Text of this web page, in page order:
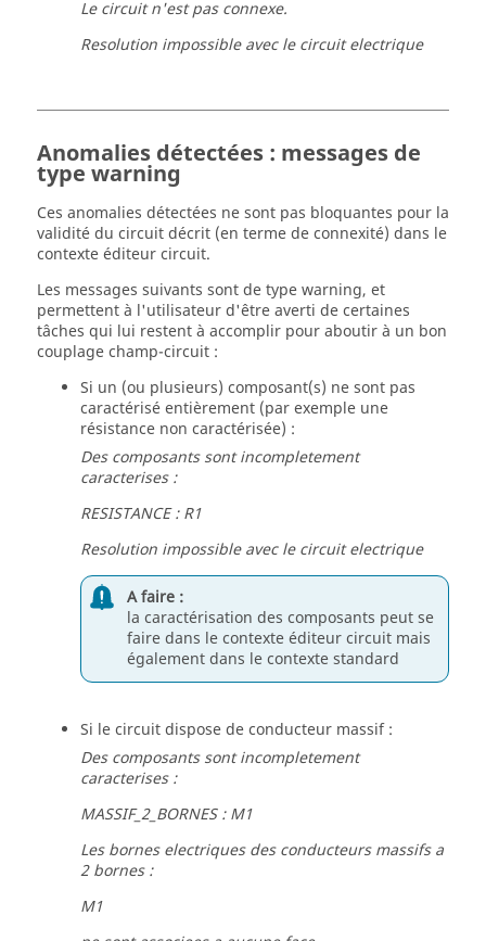
Le circuit n'est pas connexe.
Resolution impossible avec le circuit electrique
Anomalies détectées : messages de
type warning
Ces anomalies détectées ne sont pas bloquantes pour la
validité du circuit décrit (en terme de connexité) dans le
contexte éditeur circuit.
Les messages suivants sont de type warning, et
permettent à l'utilisateur d'être averti de certaines
tâches qui lui restent à accomplir pour aboutir à un bon
couplage champ-circuit :
Si un (ou plusieurs) composant(s) ne sont pas
caractérisé entièrement (par exemple une
résistance non caractérisée) :
Des composants sont incompletement
caracterises :
RESISTANCE : R1
Resolution impossible avec le circuit electrique
A faire :
la caractérisation des composants peut se
faire dans le contexte éditeur circuit mais
également dans le contexte standard
Si le circuit dispose de conducteur massif :
Des composants sont incompletement
caracterises :
MASSIF_2_BORNES : M1
Les bornes electriques des conducteurs massifs a
2 bornes :
M1